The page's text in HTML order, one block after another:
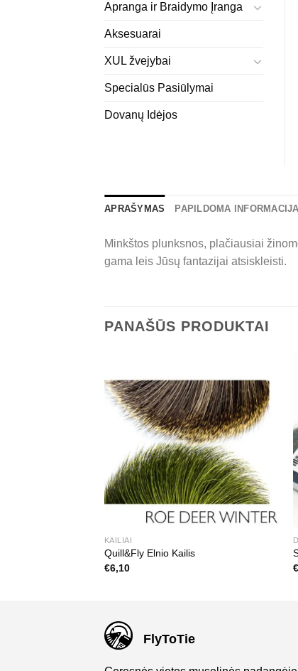
Apranga ir Braidymo Įranga
Aksesuarai
XUL žvejybai
Specialūs Pasiūlymai
Dovanų Idėjos
APRAŠYMAS PAPILDOMA INFORMACIJA
Minkštos plunksnos, plačiausiai
gama leis Jūsų fantazijai atsiskleisti.
PANAŠŪS PRODUKTAI
KAILIAI
Quill&Fly Elnio Kailis
€6,10
€
FlyToTie